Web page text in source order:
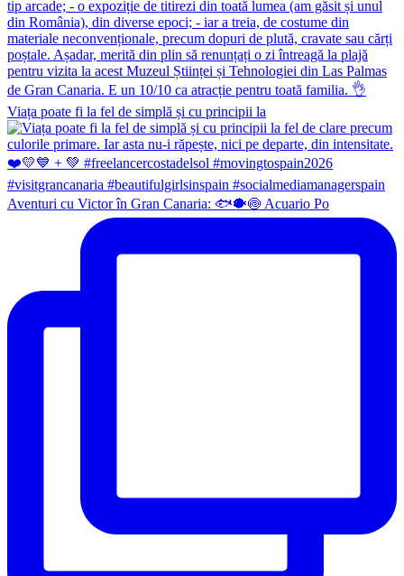
Viața poate fi la fel de simplă și cu principii la
Aventuri cu Victor în Gran Canaria: 🐟🐡🍥 Acuario Po